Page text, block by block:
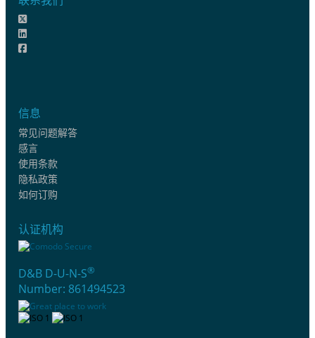
信息
常见问题解答
感言
使用条款
隐私政策
如何订购
认证机构
D&B D-U-N-S®
Number: 861494523